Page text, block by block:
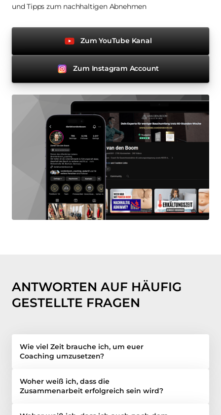
und Tipps zum nachhaltigen Abnehmen
Zum YouTube Kanal
Zum Instagram Account
ANTWORTEN AUF HÄUFIG
GESTELLTE FRAGEN
Wie viel Zeit brauche ich, um euer
Coaching umzusetzen?
unseren Fokus auf Personen legen, die zeitlich stark
eingespannt sind und wenig freie Zeit haben,
Woher weiß ich, dass die
Zusammenarbeit erfolgreich sein wird?